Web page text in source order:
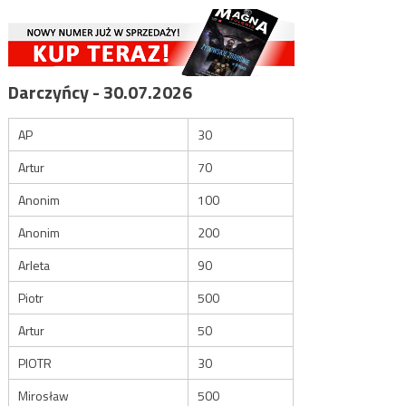
Darczyńcy - 30.07.2026
AP
30
Artur
70
Anonim
100
Anonim
200
Arleta
90
Piotr
500
Artur
50
PIOTR
30
Mirosław
500